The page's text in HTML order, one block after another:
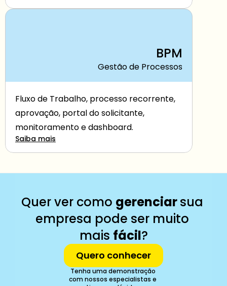
BPM
Gestão de Processos
Fluxo de Trabalho, processo recorrente,
aprovação, portal do solicitante,
monitoramento e dashboard.
Saiba mais
Quer ver como gerenciar sua
empresa pode ser muito
mais fácil?
Quero conhecer
Tenha uma demonstração
com nossos especialistas e